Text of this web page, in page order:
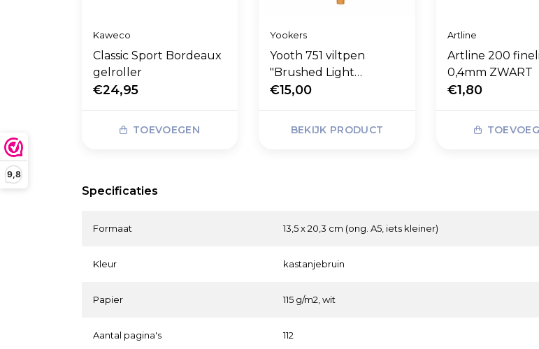
9,8
Specificaties
Formaat 13,5 x 20,3 cm (ong. A5, iets kleiner)
Kleur kastanjebruin
Papier 115 g/m2, wit
Aantal pagina's 112
Kaweco
Classic Sport Bordeaux
gelroller
€24,95
TOEVOEGEN
Yookers
Yooth 751 viltpen
"Brushed Light
Orange"
€15,00
BEKIJK PRODUCT
Artline
Artline 200
0,4mm ZWART
€1,80